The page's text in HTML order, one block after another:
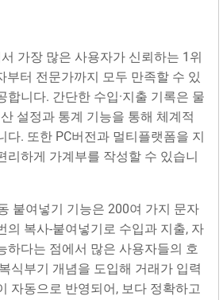
가장 많은 사용자가 신뢰하는 1위
부터 전문가까지 모두 만족할 수 있
합니다. 간단한 수입·지출 기록은 물
산 설정과 통계 기능을 통해 체계적
다. 또한 PC버전과 멀티플랫폼을 지
리하게 가계부를 작성할 수 있습니
붙여넣기 기능은 200여 가지 문자
의 복사-붙여넣기로 수입과 지출, 자
하다는 점에서 많은 사용자들의 호
식부기 개념을 도입해 거래가 입력
자동으로 반영되어, 보다 정확하고